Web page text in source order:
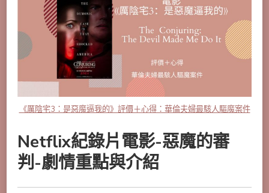
《厲陰宅3：是惡魔逼我的》評價＋心得：華倫夫婦最駭人驅魔案件
Netflix紀錄片電影-惡魔的審
判-劇情重點與介紹